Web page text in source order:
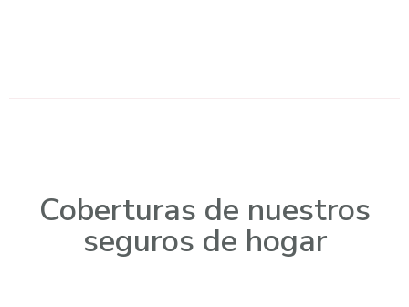
Coberturas de nuestros
seguros de hogar